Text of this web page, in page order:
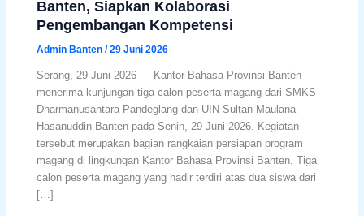
Banten, Siapkan Kolaborasi
Pengembangan Kompetensi
Admin Banten/29 Juni 2026
Serang, 29 Juni 2026 — Kantor Bahasa Provinsi Banten
menerima kunjungan tiga calon peserta magang dari SMKS
Dharmanusantara Pandeglang dan UIN Sultan Maulana
Hasanuddin Banten pada Senin, 29 Juni 2026. Kegiatan
tersebut merupakan bagian rangkaian persiapan program
magang di lingkungan Kantor Bahasa Provinsi Banten. Tiga
calon peserta magang yang hadir terdiri atas dua siswa dari
[…]